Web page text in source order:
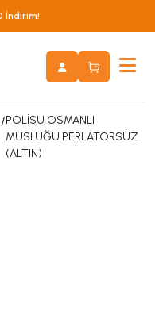
İndirim!
/POLİSU OSMANLI
MUSLUĞU PERLATÖRSÜZ
(ALTIN)